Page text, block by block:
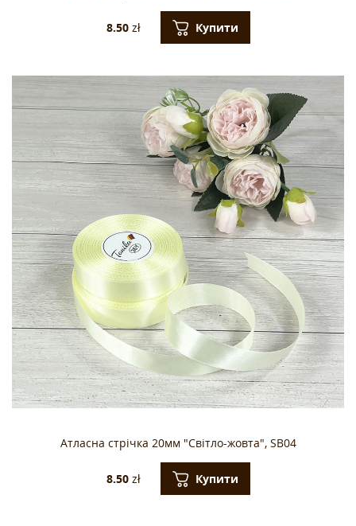
8.50zł Купити
Атласна стрічка 20мм "Світло-жовта", SB04
8.50zł Купити